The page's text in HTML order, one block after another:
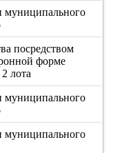
муниципального
посредством
форме
лота
муниципального
муниципального